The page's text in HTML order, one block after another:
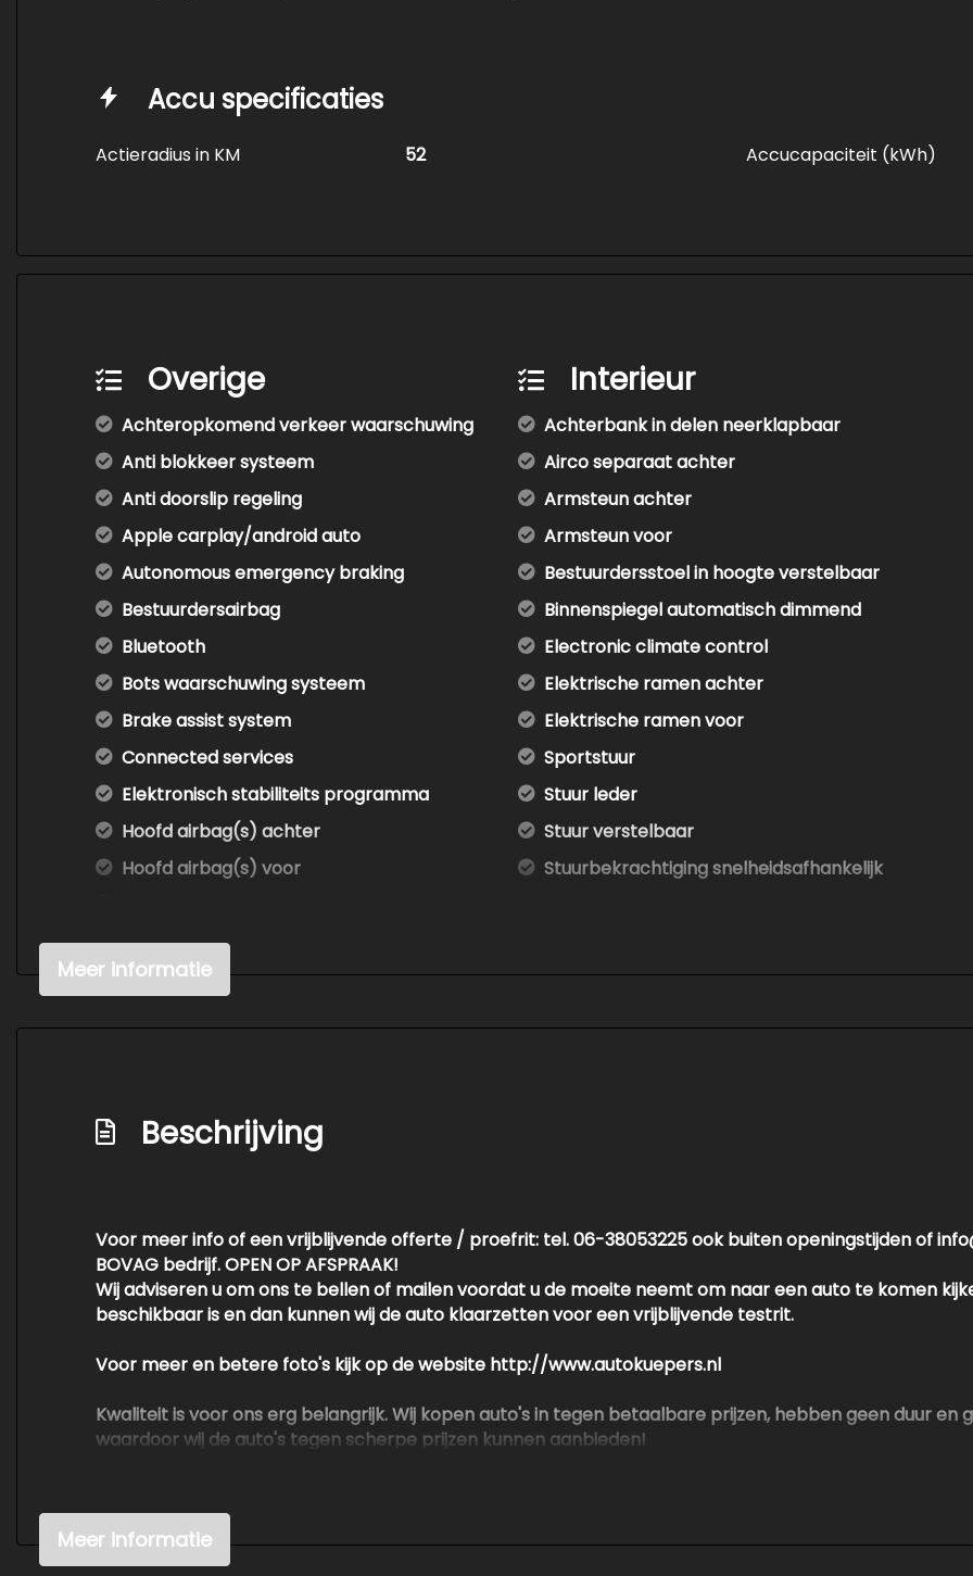
Accu specificaties
Actieradius in KM 52 Accucapaciteit (kWh)
Overige
Achteropkomend verkeer waarschuwing
Anti blokkeer systeem
Anti doorslip regeling
Apple carplay/android auto
Autonomous emergency braking
Bestuurdersairbag
Bluetooth
Bots waarschuwing systeem
Brake assist system
Connected services
Elektronisch stabiliteits programma
Hoofd airbag(s) achter
Hoofd airbag(s) voor
Oplaadmogelijkheid
Passagiersairbag
Interieur
Achterbank in delen neerklapbaar
Airco separaat achter
Armsteun achter
Armsteun voor
Bestuurdersstoel in hoogte verstelbaar
Binnenspiegel automatisch dimmend
Electronic climate control
Elektrische ramen achter
Elektrische ramen voor
Sportstuur
Stuur leder
Stuur verstelbaar
Stuurbekrachtiging snelheidsafhankelijk
Centrale vergrendeling met afstandsbediening
Parkeersensor voor
Ruitensproeiers/wisserbladen verwarmbaar
Meer informatie
Beschrijving
Voor meer info of een vrijblijvende offerte / proefrit: tel. 06-38053225 ook buiten openingstijden of
BOVAG bedrijf. OPEN OP AFSPRAAK!
Wij adviseren u om ons te bellen of mailen voordat u de moeite neemt om naar een auto te komen
beschikbaar is en dan kunnen wij de auto klaarzetten voor een vrijblijvende testrit.
Voor meer en betere foto's kijk op de website http://www.autokuepers.nl
Kwaliteit is voor ons erg belangrijk. Wij kopen auto's in tegen betaalbare prijzen, hebben geen duur
waardoor wij de auto's tegen scherpe prijzen kunnen aanbieden!
ontleend aan de verstrekte informatie in de advertentie. Vertrouw niet alleen op deze informatie
belangrijk zijn en je beslissing zouden kunnen beïnvloeden. Neem contact op met de verkoper voor
Meer informatie